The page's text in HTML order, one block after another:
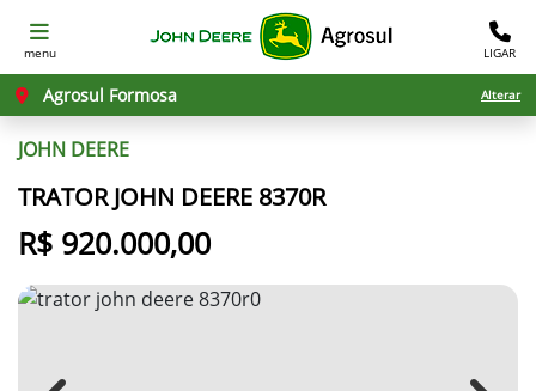
menu LIGAR
Agrosul Formosa Alterar
JOHN DEERE
TRATOR JOHN DEERE 8370R
R$ 920.000,00